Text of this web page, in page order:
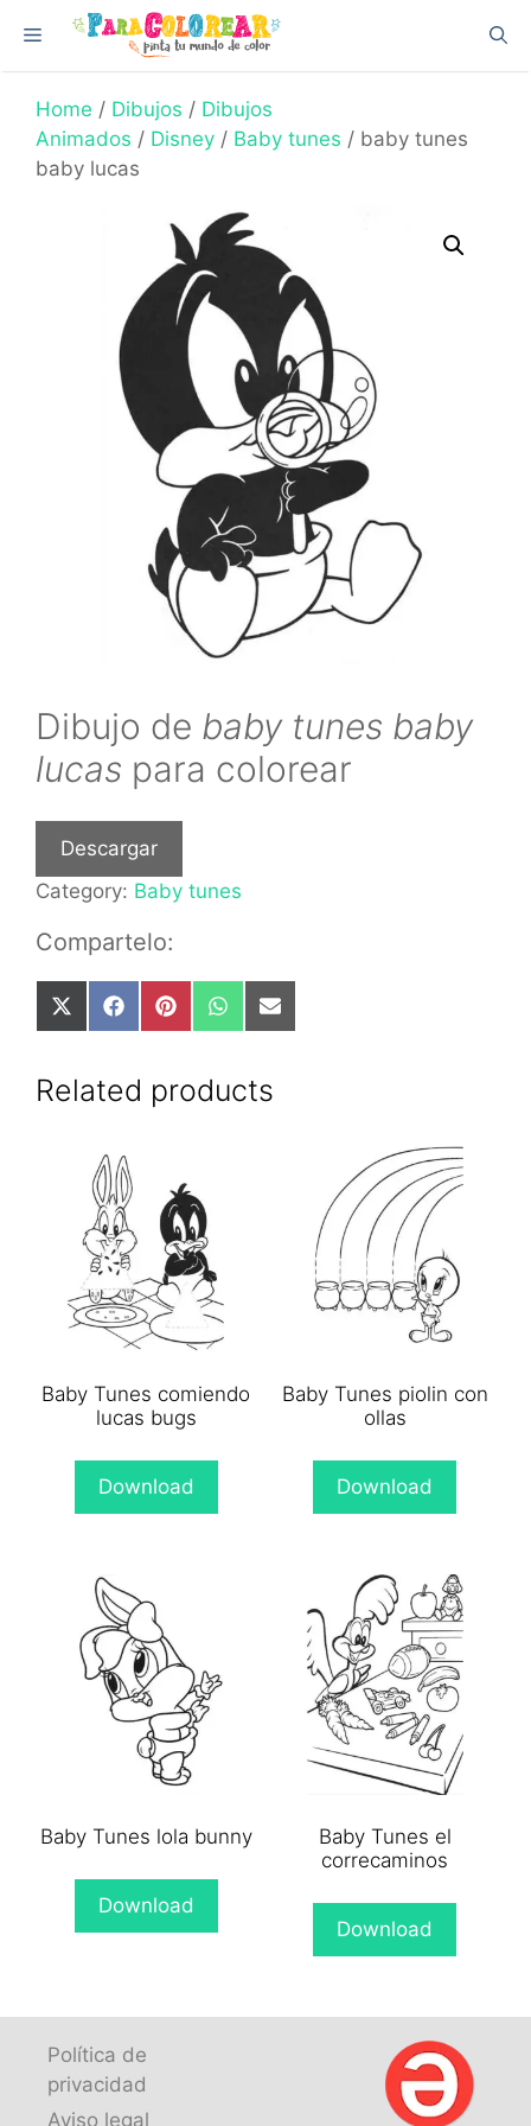
content
Menu
Home / Dibujos / Dibujos
Animados / Disney / Baby tunes / baby tunes
baby lucas
Dibujo de baby tunes baby
lucas para colorear
Descargar
Category: Baby tunes
Compartelo:
Share
on
(Twitter)
Share
on
Share
on
Share
on
Share
on
Related products
Baby Tunes comiendo
lucas bugs
Download
Baby Tunes piolin con
ollas
Download
Baby Tunes lola bunny
Download
Baby Tunes el
correcaminos
Download
Política de
privacidad
Aviso legal